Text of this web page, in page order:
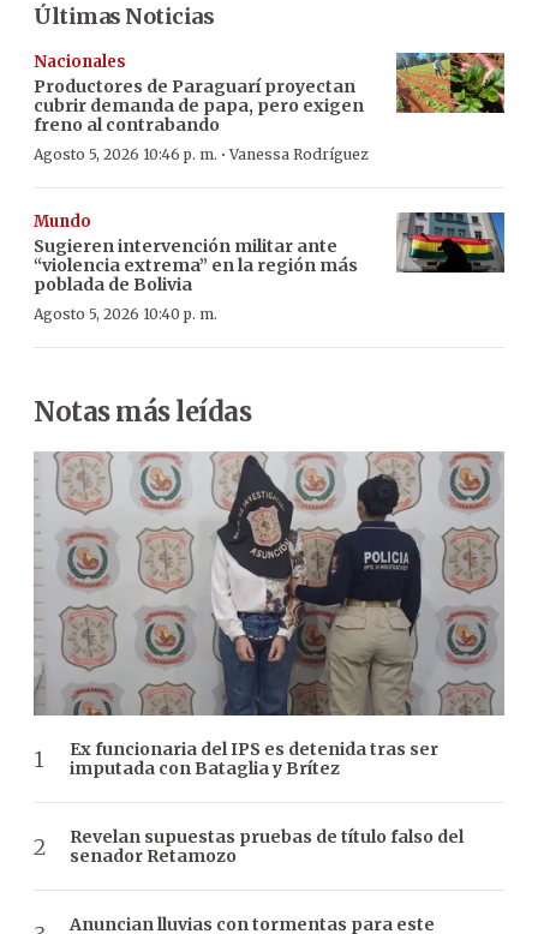
Últimas Noticias
Nacionales
Productores de Paraguarí proyectan
cubrir demanda de papa, pero exigen
freno al contrabando
Agosto 5, 2026 10:46 p. m. ·Vanessa Rodríguez
Mundo
Sugieren intervención militar ante
“violencia extrema” en la región más
poblada de Bolivia
Agosto 5, 2026 10:40 p. m.
Notas más leídas
Ex funcionaria del IPS es detenida tras ser
imputada con Bataglia y Brítez
Revelan supuestas pruebas de título falso del
senador Retamozo
Anuncian lluvias con tormentas para este